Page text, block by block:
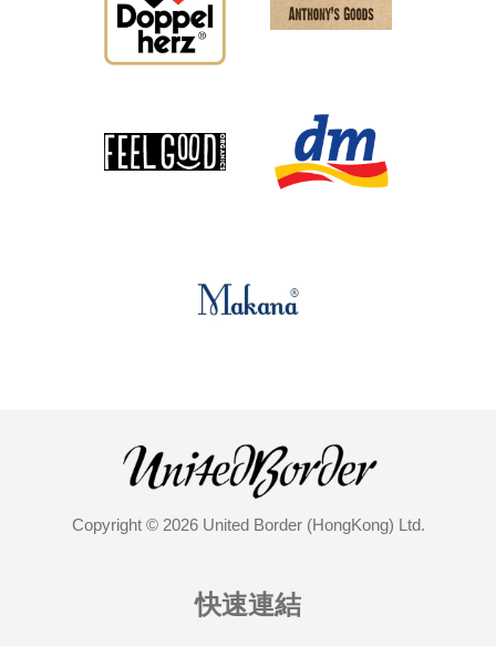
Copyright © 2026 United Border (HongKong) Ltd.
快速連結